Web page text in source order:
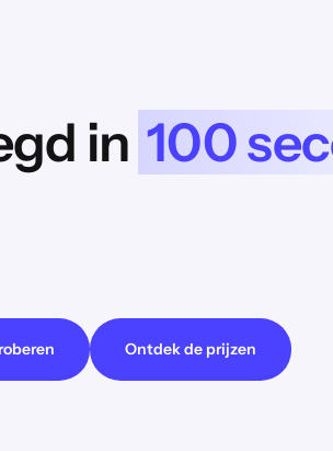
in 100
Ontdek de prijzen